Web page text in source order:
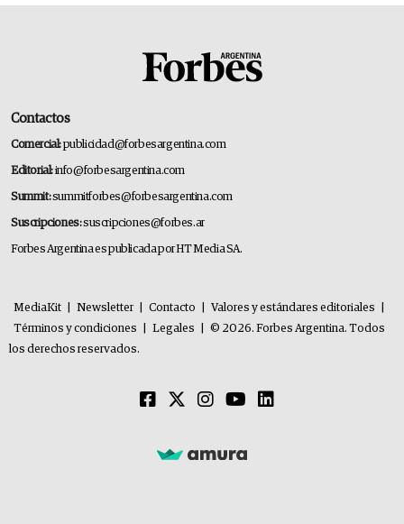
Contactos
Comercial:publicidad@forbesargentina.com
Editorial:info@forbesargentina.com
Summit:summitforbes@forbesargentina.com
Suscripciones:suscripciones@forbes.ar
Forbes Argentina es publicada por HT Media SA.
MediaKit Newsletter Contacto Valores y estándares editoriales
Términos y condiciones
Legales
© 2026. Forbes Argentina. Todos
los derechos reservados.